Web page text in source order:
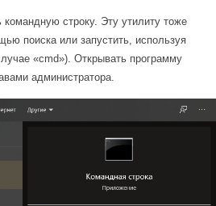
командную строку. Эту утилиту тоже
поиска или запустить, используя
«cmd»). Открывать программу
администратора.